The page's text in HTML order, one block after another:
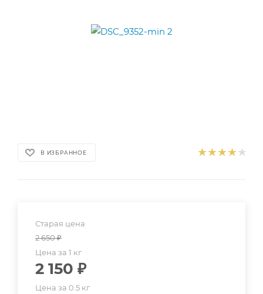
В ИЗБРАННОЕ
Старая цена
2 650₽
Цена за 1 кг
2 150 ₽
Цена за 0.5 кг